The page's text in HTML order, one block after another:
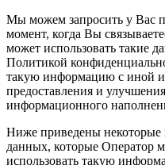
Мы можем запросить у Вас
момент, когда Вы
может использовать такие
Политикой
такую информацию с иной
предоставления и
информационного
Ниже приведены
данных, которые Оператор
использовать такую